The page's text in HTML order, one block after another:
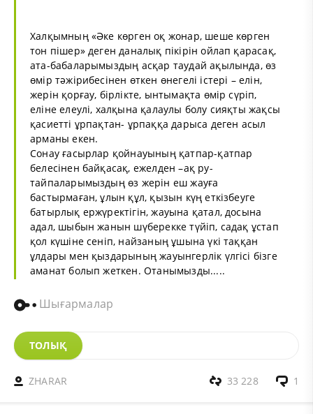
Халқымның «Әке көрген оқ жонар, шеше көрген
тон пішер» деген даналық пікірін ойлап қарасақ,
ата-бабаларымыздың асқар таудай ақылында, өз
өмір тәжірибесінен өткен өнегелі істері – елін,
жерін қорғау, бірлікте, ынтымақта өмір сүріп,
еліне елеулі, халқына қалаулы болу сияқты жақсы
қасиетті ұрпақтан- ұрпаққа дарыса деген асыл
арманы екен.
Сонау ғасырлар қойнауының қатпар-қатпар
белесінен байқасақ, ежелден –ақ ру-
тайпаларымыздың өз жерін еш жауға
бастырмаған, ұлын құл, қызын күң еткізбеуге
батырлық ержүректігін, жауына қатал, досына
адал, шыбын жанын шүберекке түйіп, садақ ұстап
қол күшіне сеніп, найзаның ұшына үкі таққан
ұлдары мен қыздарының жауынгерлік үлгісі бізге
аманат болып жеткен. Отанымызды.....
Шығармалар
ТОЛЫҚ
ZHARAR 1
33 228